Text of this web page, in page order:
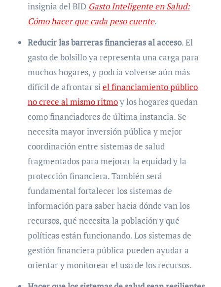
insignia del BID Gasto Inteligente en Salud:
Cómo hacer que cada peso cuente.
Reducir las barreras financieras al acceso. El
gasto de bolsillo ya representa una carga para
muchos hogares, y podría volverse aún más
difícil de afrontar siel financiamiento público
no crece al mismo ritmoy los hogares quedan
como financiadores de última instancia. Se
necesita mayor inversión pública y mejor
coordinación entre sistemas de salud
fragmentados para mejorar la equidad y la
protección financiera. También será
fundamental fortalecer los sistemas de
información para saber hacia dónde van los
recursos, qué necesita la población y qué
políticas están funcionando. Los sistemas de
gestión financiera pública pueden ayudar a
orientar y monitorear el uso de los recursos.